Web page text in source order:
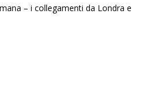
– i collegamenti da Londra e